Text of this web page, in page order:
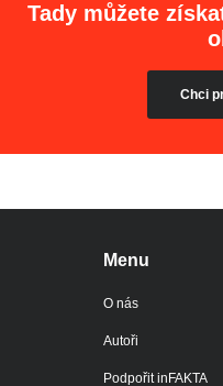
Tady můžete
Chci
Menu
O nás
Autoři
Podpořit inFAKTA